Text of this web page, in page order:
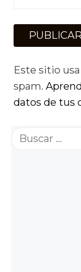
Este sitio
spam.
datos de tus
Buscar: